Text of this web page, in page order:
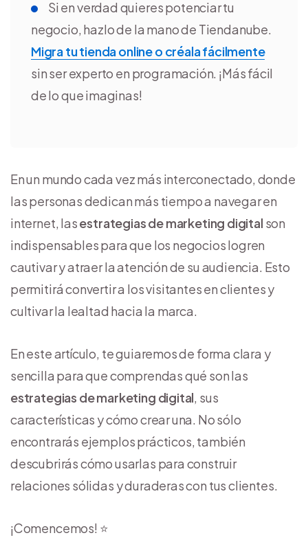
Si en verdad quieres potenciar tu
negocio, hazlo de la mano de Tiendanube.
Migra tu tienda online o créala fácilmente
sin ser experto en programación. ¡Más fácil
de lo que imaginas!
En un mundo cada vez más interconectado, donde
las personas dedican más tiempo a navegar en
internet, lasestrategias de marketing digital son
indispensables para que los negocios logren
cautivar y atraer la atención de su audiencia. Esto
permitirá convertir a los visitantes en clientes y
cultivar la lealtad hacia la marca.
En este artículo, te guiaremos de forma clara y
sencilla para que comprendas qué son las
estrategias de marketing digital, sus
características y cómo crear una. No sólo
encontrarás ejemplos prácticos, también
descubrirás cómo usarlas para construir
relaciones sólidas y duraderas con tus clientes.
¡Comencemos! ⭐️